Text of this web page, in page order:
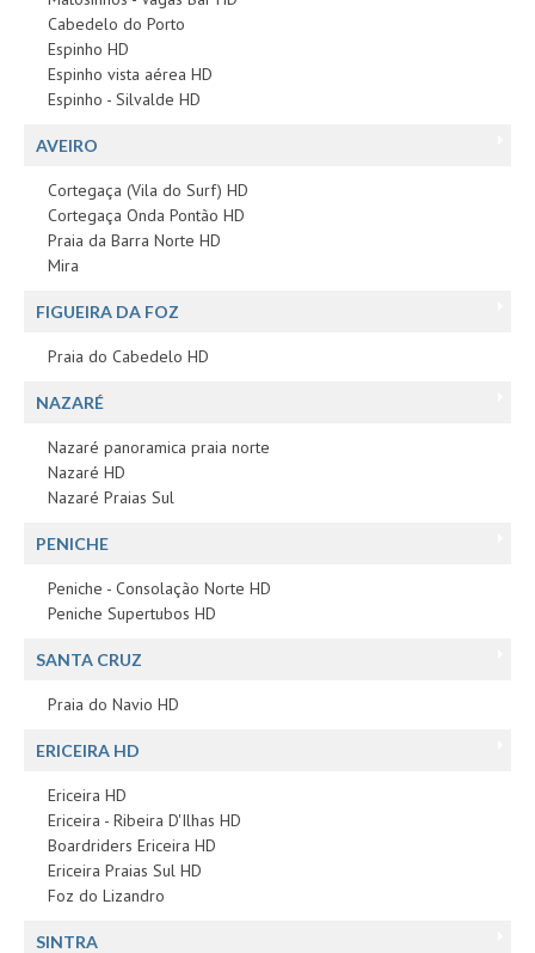
Cabedelo do Porto
Espinho HD
Espinho vista aérea HD
Espinho - Silvalde HD
AVEIRO
Cortegaça (Vila do Surf) HD
Cortegaça Onda Pontão HD
Praia da Barra Norte HD
Mira
FIGUEIRA DA FOZ
Praia do Cabedelo HD
NAZARÉ
Nazaré panoramica praia norte
Nazaré HD
Nazaré Praias Sul
PENICHE
Peniche - Consolação Norte HD
Peniche Supertubos HD
SANTA CRUZ
Praia do Navio HD
ERICEIRA HD
Ericeira HD
Ericeira - Ribeira D'Ilhas HD
Boardriders Ericeira HD
Ericeira Praias Sul HD
Foz do Lizandro
SINTRA